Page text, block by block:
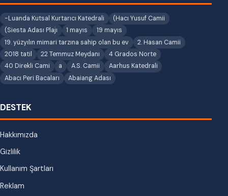
-Luanda Kutsal Kurtarıcı Katedrali
(Hacı Yusuf Camii
(Siesta Adası Plajı
1 mayıs
19 mayıs
19. yüzyılın mimari tarzına sahip olan bu ev
2. Hasan Camii
2018 tatil
22 Temmuz Meydanı
4 Grados Norte
40 Direkli Cami
a A.S. Camii
Aarhus Katedrali
Abacı Peri Bacaları
Abaiang Adası
DESTEK
Hakkımızda
Gizlilik
Kullanım Şartları
Reklam